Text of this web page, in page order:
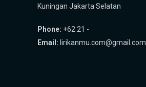
Kuningan Jakarta Selatan
Phone: +62 21 -
Email: lirikanmu.com@gmail.com